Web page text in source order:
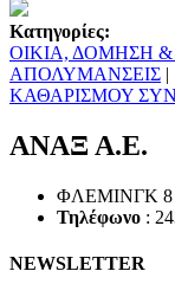
Κατηγορίες:
ΟΙΚΙΑ, ΔΟΜΗΣΗ
ΑΠΟΛΥΜΑΝΣΕΙΣ |
ΚΑΘΑΡΙΣΜΟΥ
ΑΝΑΞ Α.Ε.
ΦΛΕΜΙΝΓΚ 8
Τηλέφωνο :
NEWSLETTER